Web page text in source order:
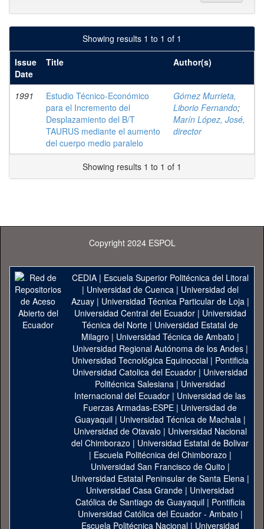
Showing results 1 to 1 of 1
Issue
Date
Title Author(s)
1991
Estudio Técnico-Económico
para el Incremento del
Desplazamiento del B/T
TAURUS mediante el aumento
del cuerpo medio paralelo
Gómez Murrieta,
Liborio Fernando;
Marín López, José,
director
Showing results 1 to 1 of 1
Copyright 2024 ESPOL
CEDIA| Escuela Superior Politécnica del Litoral
| Universidad de Cuenca| Universidad del
Azuay| Universidad Técnica Particular de Loja|
Universidad Central del Ecuador| Universidad
Técnica del Norte | Universidad Estatal de
Milagro | Universidad Técnica de Ambato |
Universidad Regional Autónoma de los Andes|
Universidad Tecnológica Equinoccial| Pontificia
Universidad Catolica del Ecuador | Universidad
Politécnica Salesiana | Universidad
Internacional del Ecuador | Universidad de las
Fuerzas Armadas-ESPE | Universidad de
Guayaquil| Universidad Técnica de Machala|
Universidad de Otavalo | Universidad Nacional
del Chimborazo | Universidad Estatal de Bolivar
| Escuela Politécnica del Chimborazo |
Universidad San Francisco de Quito |
Universidad Estatal Peninsular de Santa Elena|
Universidad Casa Grande | Universidad
Católica de Santiago de Guayaquil| Pontificia
Universidad Católica del Ecuador - Ambato |
Escuela Politécnica Nacional| Universidad